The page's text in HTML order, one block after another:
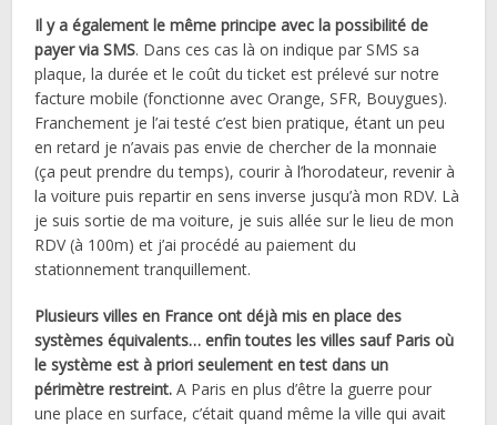
Il y a également le même principe avec la possibilité de
payer via SMS. Dans ces cas là on indique par SMS sa
plaque, la durée et le coût du ticket est prélevé sur notre
facture mobile (fonctionne avec Orange, SFR, Bouygues).
Franchement je l’ai testé c’est bien pratique, étant un peu
en retard je n’avais pas envie de chercher de la monnaie
(ça peut prendre du temps), courir à l’horodateur, revenir à
la voiture puis repartir en sens inverse jusqu’à mon RDV. Là
je suis sortie de ma voiture, je suis allée sur le lieu de mon
RDV (à 100m) et j’ai procédé au paiement du
stationnement tranquillement.
Plusieurs villes en France ont déjà mis en place des
systèmes équivalents… enfin toutes les villes sauf Paris où
le système est à priori seulement en test dans un
périmètre restreint. A Paris en plus d’être la guerre pour
une place en surface, c’était quand même la ville qui avait